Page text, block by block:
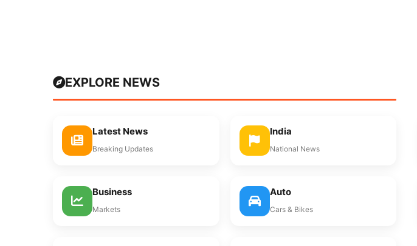
EXPLORE NEWS
Latest News
Breaking Updates
India
National News
Business
Markets
Auto
Cars & Bikes